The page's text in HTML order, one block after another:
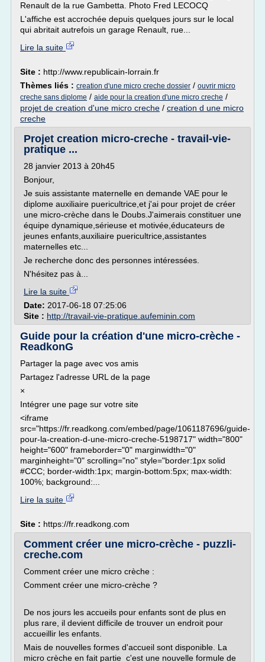
Renault de la rue Gambetta. Photo Fred LECOCQ
L'affiche est accrochée depuis quelques jours sur le local
qui abritait autrefois un garage Renault, rue...
Lire la suite
Site : http://www.republicain-lorrain.fr
Thèmes liés : creation d'une micro creche dossier / ouvrir micro
creche sans diplome / aide pour la creation d'une micro creche /
projet de creation d'une micro creche / creation d une micro
creche
Projet creation micro-creche - travail-vie-
pratique ...
28 janvier 2013 à 20h45
Bonjour,
Je suis assistante maternelle en demande VAE pour le
diplome auxiliaire puericultrice,et j'ai pour projet de créer
une micro-crèche dans le Doubs.J'aimerais constituer une
équipe dynamique,sérieuse et motivée,éducateurs de
jeunes enfants,auxiliaire puericultrice,assistantes
maternelles etc...
Je recherche donc des personnes intéressées.
N'hésitez pas à...
Lire la suite
Date: 2017-06-18 07:25:06
Site : http://travail-vie-pratique.aufeminin.com
Guide pour la création d'une micro-crèche -
ReadkonG
Partager la page avec vos amis
Partagez l'adresse URL de la page
×
Intégrer une page sur votre site
<iframe
src="https://fr.readkong.com/embed/page/1061187696/guide-
pour-la-creation-d-une-micro-creche-5198717" width="800"
height="600" frameborder="0" marginwidth="0"
marginheight="0" scrolling="no" style="border:1px solid
#CCC; border-width:1px; margin-bottom:5px; max-width:
100%; background:...
Lire la suite
Site : https://fr.readkong.com
Comment créer une micro-crèche - puzzli-
creche.com
Comment créer une micro crèche :
Comment créer une micro-crèche ?
De nos jours les accueils pour enfants sont de plus en
plus rare, il devient difficile de trouver un endroit pour
accueillir les enfants.
Mais de nouvelles formes d'accueil sont disponible. La
micro crèche en fait partie c'est une nouvelle formule de